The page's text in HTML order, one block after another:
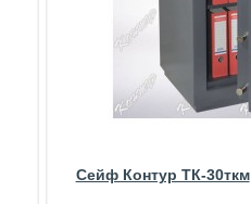
Сейф Контур ТК-30ткм